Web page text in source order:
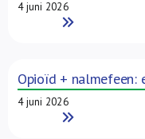
4 juni 2026
Read More
Opioïd + nalmefeen:
4 juni 2026
Read More